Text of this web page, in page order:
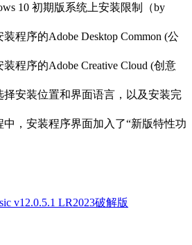
10 初期版系统上安装限制（by
程序的Adobe Desktop Common (公
程序的Adobe Creative Cloud (创意
安装位置和界面语言，以及安装完
，安装程序界面加入了“新版特性功